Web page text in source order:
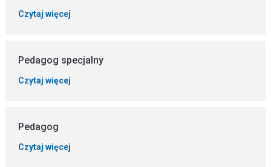
Czytaj więcej
Pedagog specjalny
Czytaj więcej
Pedagog
Czytaj więcej